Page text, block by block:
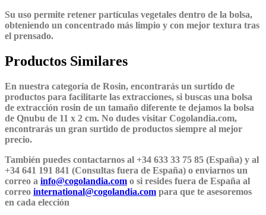
Su uso permite retener partículas vegetales dentro de la bolsa,
obteniendo un concentrado más limpio y con mejor textura tras
el prensado.
Productos Similares
En nuestra categoría de Rosin, encontrarás un surtido de
productos para facilitarte las extracciones, si buscas una bolsa
de extracción rosin de un tamaño diferente te dejamos la bolsa
de Qnubu de 11 x 2 cm. No dudes visitar Cogolandia.com,
encontrarás un gran surtido de productos siempre al mejor
precio.
También puedes contactarnos al +34 633 33 75 85 (España) y al
+34 641 191 841 (Consultas fuera de España) o enviarnos un
correo a info@cogolandia.com o si resides fuera de España al
correo international@cogolandia.com para que te asesoremos
en cada elección